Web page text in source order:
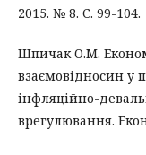
2015. № 8. С. 99-104.
Шпичак О.М.
взаємовідносин у
інфляційно-
врегулювання.